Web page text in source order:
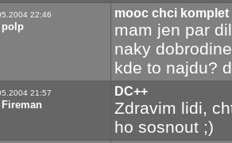
22:46
polp
mooc chci komplet
mam jen par
naky
kde to najdu?
21:57
Fireman
DC++
Zdravim lidi,
ho sosnout ;)